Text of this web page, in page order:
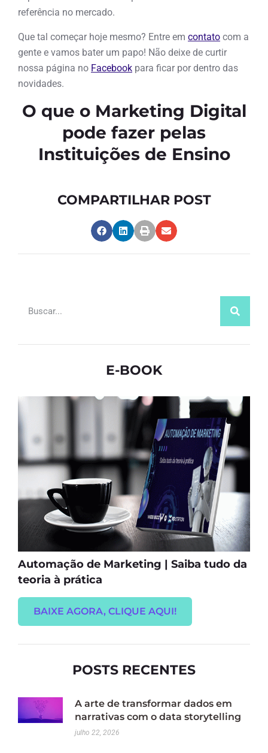
referência no mercado.
Que tal começar hoje mesmo? Entre em contato com a
gente e vamos bater um papo! Não deixe de curtir
nossa página no Facebook para ficar por dentro das
novidades.
O que o Marketing Digital
pode fazer pelas
Instituições de Ensino
COMPARTILHAR POST
E-BOOK
Automação de Marketing | Saiba tudo da
teoria à prática
BAIXE AGORA, CLIQUE AQUI!
POSTS RECENTES
A arte de transformar dados em
narrativas com o data storytelling
julho 22, 2026